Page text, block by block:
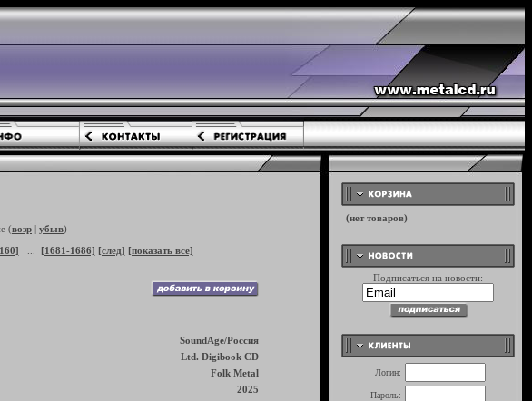
(возр | убыв)
[1681-1686] [след] [показать все]
SoundAge/Россия
Ltd. Digibook CD
Folk Metal
2025
Подписаться на новости:
Логин:
Пароль: